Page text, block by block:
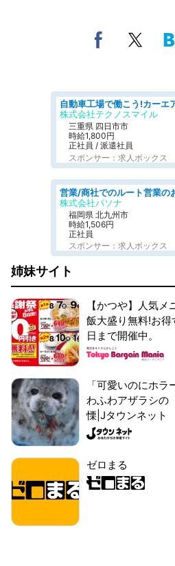
株式会社テクノスマイル
三重県 四日市市
時給1,800円
正社員 / 派遣社員
スポンサー：求人ボックス
株式会社パソナ
福岡県 北九州市
時給1,506円
正社員
スポンサー：求人ボックス
姉妹サイト
【かつや】人気
飯大盛り無料!お
日まで開催中。
「可愛いのにホ
わふわアザラシの
慄|Jタウンネット
ゼロまる